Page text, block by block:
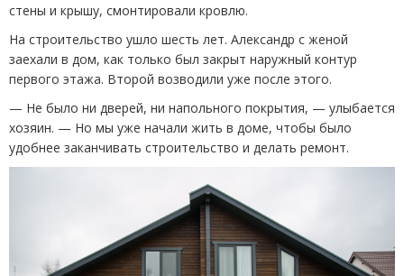
стены и крышу, смонтировали кровлю.
На строительство ушло шесть лет. Александр с женой
заехали в дом, как только был закрыт наружный контур
первого этажа. Второй возводили уже после этого.
— Не было ни дверей, ни напольного покрытия, — улыбается
хозяин. — Но мы уже начали жить в доме, чтобы было
удобнее заканчивать строительство и делать ремонт.